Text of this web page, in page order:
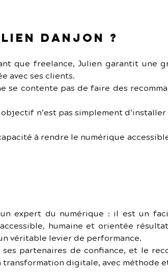
Danjon ?
que freelance, Julien garantit une
avec ses clients.
se contente pas de faire des
objectif n’est pas simplement
à rendre le numérique
expert du numérique : il est un
humaine et orientée
véritable levier de performance.
partenaires de confiance, et le
digitale, avec méthode